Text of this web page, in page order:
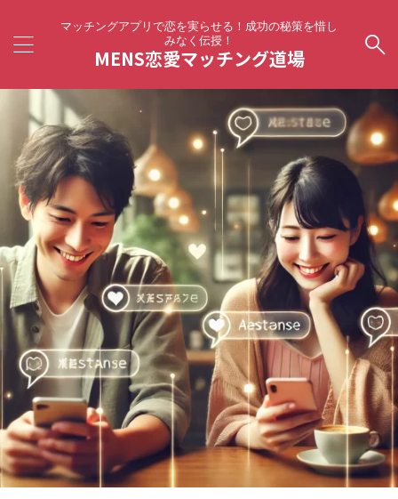
マッチングアプリで恋を実らせる！成功の秘策を惜し
みなく伝授！
MENS恋愛マッチング道場